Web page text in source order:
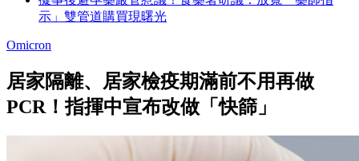
示」雙管道購買現曙光
Omicron
居家隔離、居家檢疫期滿前不用再做
PCR！指揮中宣布改做「快篩」